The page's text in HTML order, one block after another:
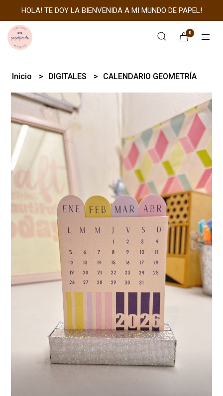
HOLA! TE DOY LA BIENVENIDA A MI MUNDO DE PAPEL!
0
Inicio DIGITALES CALENDARIO GEOMETRÍA